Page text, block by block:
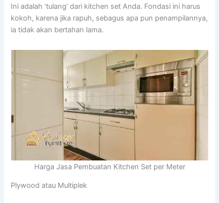
Ini adalah ‘tulang’ dari kitchen set Anda. Fondasi ini harus
kokoh, karena jika rapuh, sebagus apa pun penampilannya,
ia tidak akan bertahan lama.
Harga Jasa Pembuatan Kitchen Set per Meter
Plywood atau Multiplek